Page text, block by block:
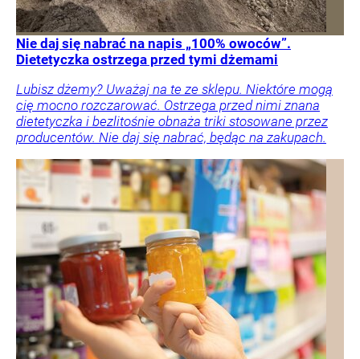
Nie daj się nabrać na napis „100% owoców”.
Dietetyczka ostrzega przed tymi dżemami
Lubisz dżemy? Uważaj na te ze sklepu. Niektóre mogą
cię mocno rozczarować. Ostrzega przed nimi znana
dietetyczka i bezlitośnie obnaża triki stosowane przez
producentów. Nie daj się nabrać, będąc na zakupach.